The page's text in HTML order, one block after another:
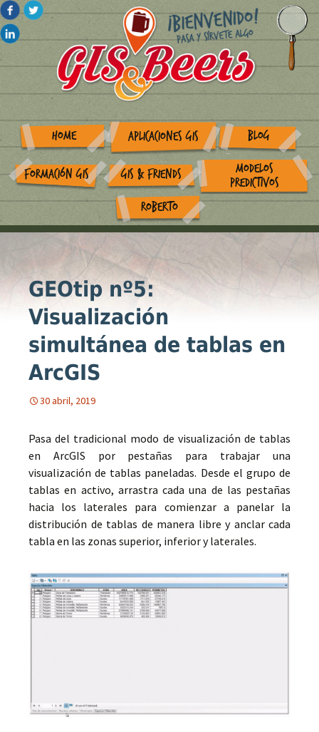
HOME APLICACIONES GIS BLOG
FORMACIÓN GIS GIS & FRIENDS
MODELOS
PREDICTIVOS
ROBERTO
GEOtip nº5:
Visualización
simultánea de tablas en
ArcGIS
30 abril, 2019
Pasa del tradicional modo de visualización de tablas
en ArcGIS por pestañas para trabajar una
visualización de tablas paneladas. Desde el grupo de
tablas en activo, arrastra cada una de las pestañas
hacia los laterales para comienzar a panelar la
distribución de tablas de manera libre y anclar cada
tabla en las zonas superior, inferior y laterales.